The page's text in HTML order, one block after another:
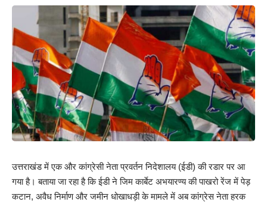
उत्तराखंड में एक और कांग्रेसी नेता प्रवर्तन निदेशालय (ईडी) की रडार पर आ
गया है। बताया जा रहा है कि ईडी ने जिम कार्बेट अभयारण्य की पाखरो रेंज में पेड़
कटान, अवैध निर्माण और जमीन धोखाधड़ी के मामले में अब कांग्रेस नेता हरक